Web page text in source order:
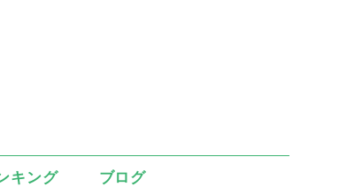
キング ブログ